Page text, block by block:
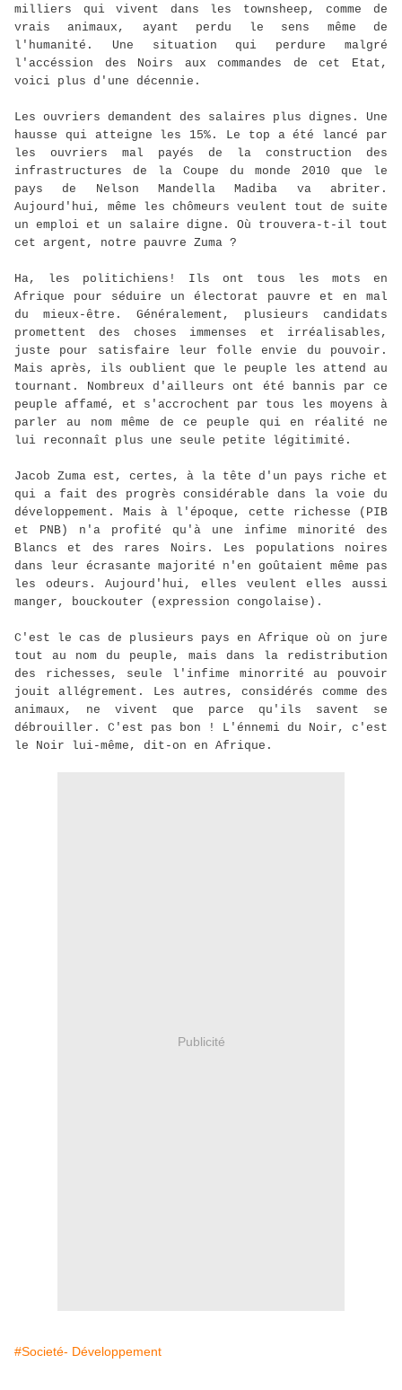
milliers qui vivent dans les townsheep, comme de
vrais animaux, ayant perdu le sens même de
l'humanité. Une situation qui perdure malgré
l'accéssion des Noirs aux commandes de cet Etat,
voici plus d'une décennie.
Les ouvriers demandent des salaires plus dignes. Une
hausse qui atteigne les 15%. Le top a été lancé par
les ouvriers mal payés de la construction des
infrastructures de la Coupe du monde 2010 que le
pays de Nelson Mandella Madiba va abriter.
Aujourd'hui, même les chômeurs veulent tout de suite
un emploi et un salaire digne. Où trouvera-t-il tout
cet argent, notre pauvre Zuma ?
Ha, les politichiens! Ils ont tous les mots en
Afrique pour séduire un électorat pauvre et en mal
du mieux-être. Généralement, plusieurs candidats
promettent des choses immenses et irréalisables,
juste pour satisfaire leur folle envie du pouvoir.
Mais après, ils oublient que le peuple les attend au
tournant. Nombreux d'ailleurs ont été bannis par ce
peuple affamé, et s'accrochent par tous les moyens à
parler au nom même de ce peuple qui en réalité ne
lui reconnaît plus une seule petite légitimité.
Jacob Zuma est, certes, à la tête d'un pays riche et
qui a fait des progrès considérable dans la voie du
développement. Mais à l'époque, cette richesse (PIB
et PNB) n'a profité qu'à une infime minorité des
Blancs et des rares Noirs. Les populations noires
dans leur écrasante majorité n'en goûtaient même pas
les odeurs. Aujourd'hui, elles veulent elles aussi
manger, bouckouter (expression congolaise).
C'est le cas de plusieurs pays en Afrique où on jure
tout au nom du peuple, mais dans la redistribution
des richesses, seule l'infime minorrité au pouvoir
jouit allégrement. Les autres, considérés comme des
animaux, ne vivent que parce qu'ils savent se
débrouiller. C'est pas bon ! L'énnemi du Noir, c'est
le Noir lui-même, dit-on en Afrique.
Publicité
#Societé- Développement